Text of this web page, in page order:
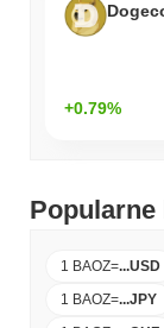
+0.79%
1 BAOZ=...USD
1 BAOZ=...JPY